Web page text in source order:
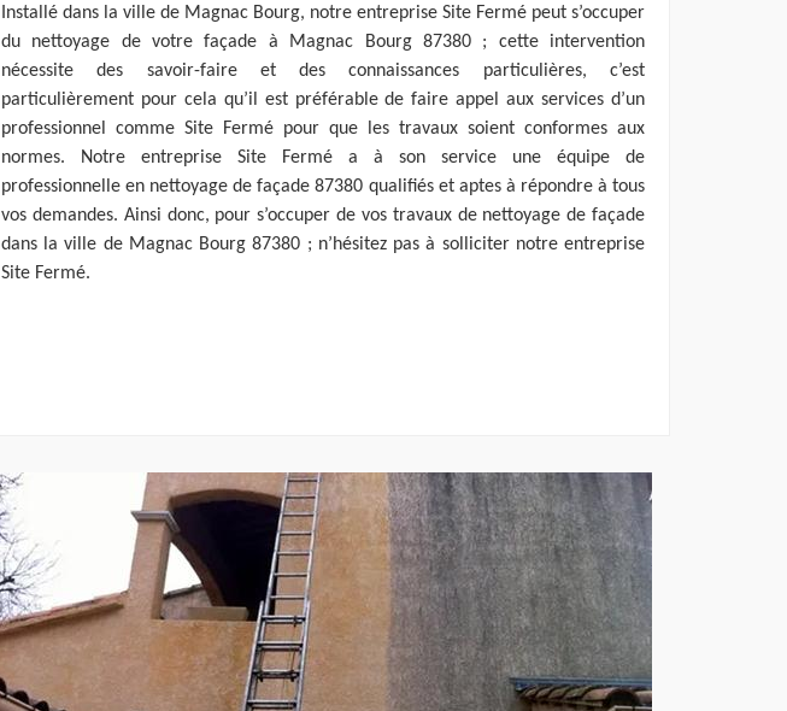
Installé dans la ville de Magnac Bourg, notre entreprise Site Fermé peut s’occuper
du nettoyage de votre façade à Magnac Bourg 87380 ; cette intervention
nécessite des savoir-faire et des connaissances particulières, c’est
particulièrement pour cela qu’il est préférable de faire appel aux services d’un
professionnel comme Site Fermé pour que les travaux soient conformes aux
normes. Notre entreprise Site Fermé a à son service une équipe de
professionnelle en nettoyage de façade 87380 qualifiés et aptes à répondre à tous
vos demandes. Ainsi donc, pour s’occuper de vos travaux de nettoyage de façade
dans la ville de Magnac Bourg 87380 ; n’hésitez pas à solliciter notre entreprise
Site Fermé.